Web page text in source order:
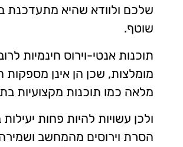
שלכם ולוודא שהיא מתעדכנת
שוטף.
תוכנות אנטי-וירוס חינמיות
מומלצות, שכן הן אינן מספקות
מלאה כמו תוכנות מקצועיות
ולכן עשויות להיות פחות
הסרת וירוסים מהמחשב